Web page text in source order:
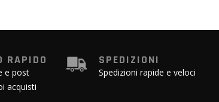
RAPIDO
e post
acquisti
SPEDIZIONI
Spedizioni rapide e veloci